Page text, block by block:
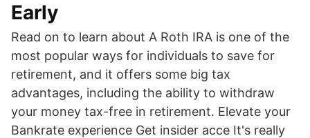
Early
Read on to learn about A Roth IRA is one of the
most popular ways for individuals to save for
retirement, and it offers some big tax
advantages, including the ability to withdraw
your money tax-free in retirement. Elevate your
Bankrate experience Get insider acce It's really